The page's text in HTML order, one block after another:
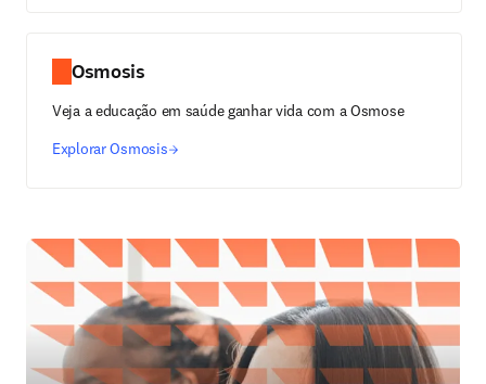
Osmosis
Veja a educação em saúde ganhar vida com a Osmose
Explorar Osmosis